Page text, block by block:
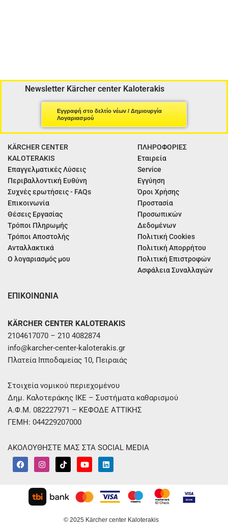
Newsletter Kärcher center Kaloterakis
Εγγραφή στο δελτίο νέων / Δημιουργία
Λογαριασμού
KÄRCHER CENTER
KALOTERAKIS
Επαγγελματικές Λύσεις
Περιβαλλοντική Ευθύνη
Συχνές ερωτήσεις - FAQs
Επικοινωνία
Θέσεις Εργασίας
Τρόποι Πληρωμής
Τρόποι Αποστολής
Ανταλλακτικά
Ο λογαριασμός μου
ΠΛΗΡΟΦΟΡΙΕΣ
Εταιρεία
Service
Εγγύηση
Όροι Χρήσης
Προστασία
Προσωπικών
Δεδομένων
Πολιτική Cookies
Πολιτική Απορρήτου
Πολιτική Επιστροφών
Ασφάλεια Συναλλαγών
ΕΠΙΚΟΙΝΩΝΙΑ
KÄRCHER CENTER KALOTERAKIS
2104617070 – 210 4082874
info@karcher-center-kaloterakis.gr
Πλατεία Ιπποδαμείας 10, Πειραιάς
Στοιχεία νομικού περιεχομένου
Δημ. Καλοτεράκης ΙΚΕ – Συστήματα καθαρισμού
Α.Φ.Μ. 082227971 – ΚΕΦΟΔΕ ΑΤΤΙΚΗΣ
ΓΕΜΗ: 044229207000
ΑΚΟΛΟΥΘΗΣΤΕ ΜΑΣ ΣΤΑ SOCIAL MEDIA
F
a
c
I
n
s
a
g
r
T
i
k
k
Y
o
u
u
b
e
L
i
n
e
d
i
© 2025 Kärcher center Kaloterakis